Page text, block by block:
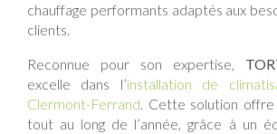
chauffage performants adaptés aux
clients.
Reconnue pour son expertise,
excelle dans l’installation de
Clermont-Ferrand. Cette solution
tout au long de l’année, grâce à un